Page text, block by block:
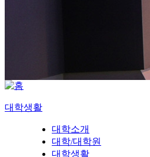
대학생활
대학소개
대학/대학원
대학생활